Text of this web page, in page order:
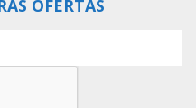
OFERTAS